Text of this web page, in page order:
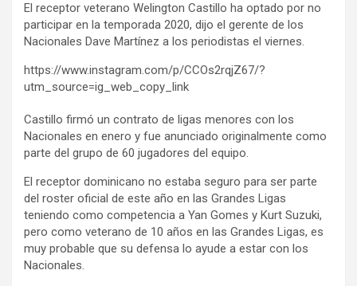
El receptor veterano Welington Castillo ha optado por no
participar en la temporada 2020, dijo el gerente de los
Nacionales Dave Martínez a los periodistas el viernes.
https://www.instagram.com/p/CCOs2rqjZ67/?
utm_source=ig_web_copy_link
Castillo firmó un contrato de ligas menores con los
Nacionales en enero y fue anunciado originalmente como
parte del grupo de 60 jugadores del equipo.
El receptor dominicano no estaba seguro para ser parte
del roster oficial de este año en las Grandes Ligas
teniendo como competencia a Yan Gomes y Kurt Suzuki,
pero como veterano de 10 años en las Grandes Ligas, es
muy probable que su defensa lo ayude a estar con los
Nacionales.